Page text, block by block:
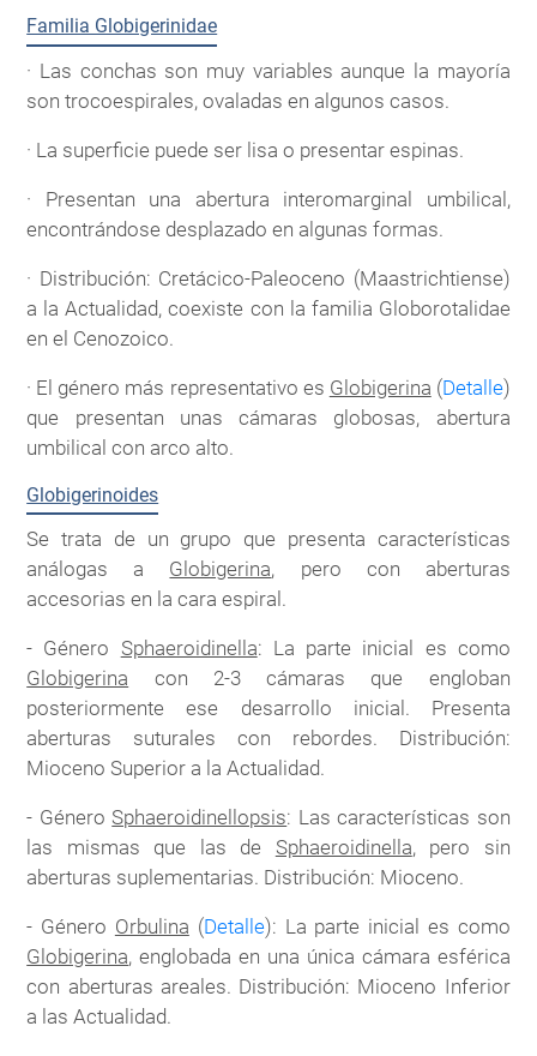
Familia Globigerinidae
· Las conchas son muy variables aunque la mayoría
son trocoespirales, ovaladas en algunos casos.
· La superficie puede ser lisa o presentar espinas.
· Presentan una abertura interomarginal umbilical,
encontrándose desplazado en algunas formas.
· Distribución: Cretácico-Paleoceno (Maastrichtiense)
a la Actualidad, coexiste con la familia Globorotalidae
en el Cenozoico.
· El género más representativo es Globigerina (Detalle)
que presentan unas cámaras globosas, abertura
umbilical con arco alto.
Globigerinoides
Se trata de un grupo que presenta características
análogas a Globigerina, pero con aberturas
accesorias en la cara espiral.
- Género Sphaeroidinella: La parte inicial es como
Globigerina con 2-3 cámaras que engloban
posteriormente ese desarrollo inicial. Presenta
aberturas suturales con rebordes. Distribución:
Mioceno Superior a la Actualidad.
- Género Sphaeroidinellopsis: Las características son
las mismas que las de Sphaeroidinella, pero sin
aberturas suplementarias. Distribución: Mioceno.
- Género Orbulina (Detalle): La parte inicial es como
Globigerina, englobada en una única cámara esférica
con aberturas areales. Distribución: Mioceno Inferior
a las Actualidad.